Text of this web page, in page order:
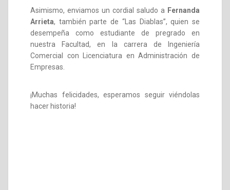
Asimismo, enviamos un cordial saludo a Fernanda
Arrieta, también parte de “Las Diablas”, quien se
desempeña como estudiante de pregrado en
nuestra Facultad, en la carrera de Ingeniería
Comercial con Licenciatura en Administración de
Empresas.
¡Muchas felicidades, esperamos seguir viéndolas
hacer historia!